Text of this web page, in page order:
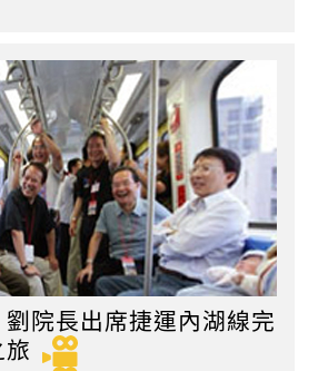
院長出席捷運內湖線完
旅